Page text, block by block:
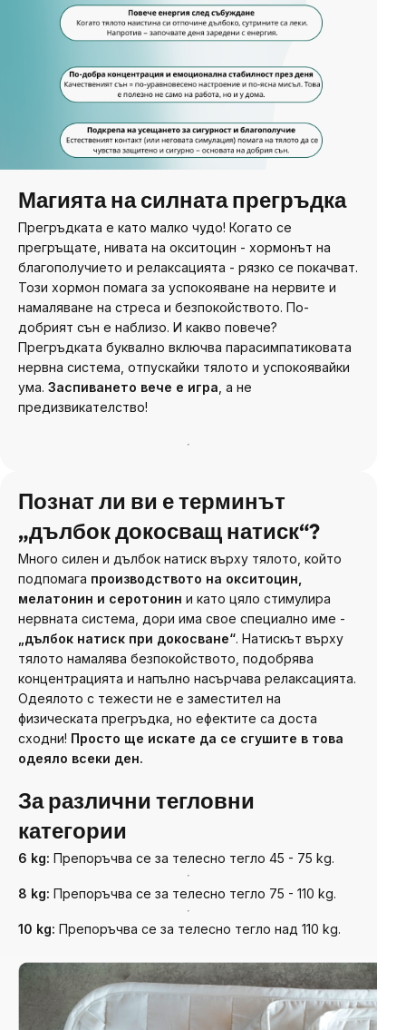
Магията на силната прегръдка
Прегръдката е като малко чудо! Когато се
прегръщате, нивата на окситоцин - хормонът на
благополучието и релаксацията - рязко се покачват.
Този хормон помага за успокояване на нервите и
намаляване на стреса и безпокойството. По-
добрият сън е наблизо. И какво повече?
Прегръдката буквално включва парасимпатиковата
нервна система, отпускайки тялото и успокоявайки
ума. Заспиването вече е игра , а не
предизвикателство!
Познат ли ви е терминът
„дълбок докосващ натиск“?
Много силен и дълбок натиск върху тялото, който
подпомага производството на окситоцин,
мелатонин и серотонин и като цяло стимулира
нервната система, дори има свое специално име -
„дълбок натиск при докосване“. Натискът върху
тялото намалява безпокойството, подобрява
концентрацията и напълно насърчава релаксацията.
Одеялото с тежести не е заместител на
физическата прегръдка, но ефектите са доста
сходни! Просто ще искате да се сгушите в това
одеяло всеки ден.
За различни тегловни
категории
6 kg: Препоръчва се за телесно тегло 45 - 75 kg.
8 kg: Препоръчва се за телесно тегло 75 - 110 kg.
10 kg: Препоръчва се за телесно тегло над 110 kg.